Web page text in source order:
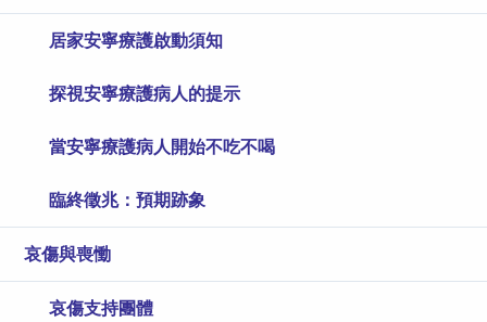
居家安寧療護啟動須知
探視安寧療護病人的提示
當安寧療護病人開始不吃不喝
臨終徵兆：預期跡象
哀傷與喪慟
哀傷支持團體